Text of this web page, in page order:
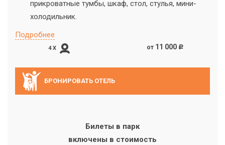
прикроватные тумбы, шкаф, стол, стулья, мини-
холодильник.
Подробнее
4 X от11 000 c
БРОНИРОВАТЬ ОТЕЛЬ
Билеты в парк
включены в стоимость